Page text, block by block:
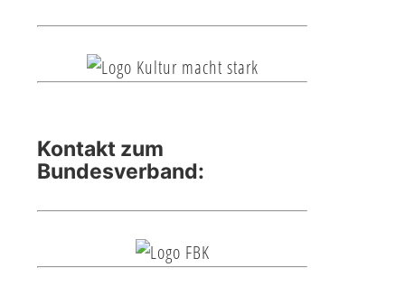
Kontakt zum
Bundesverband: